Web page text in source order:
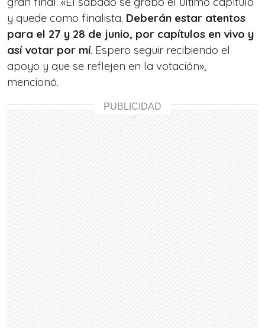
y quede como finalista. Deberán estar atentos
para el 27 y 28 de junio, por capítulos en vivo y
así votar por mí. Espero seguir recibiendo el
apoyo y que se reflejen en la votación»,
mencionó.